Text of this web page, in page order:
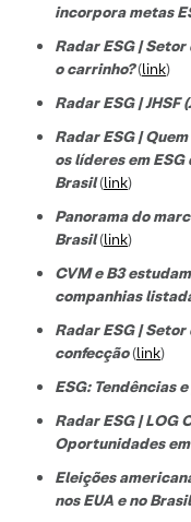
incorpora metas
Radar ESG |
o carrinho?(link)
Radar ESG | JHSF
Radar ESG |
os líderes em
Brasil(link)
Panorama do
Brasil(link)
CVM e B3
companhias
Radar ESG |
confecção(link)
ESG: Tendências
Radar ESG | LOG
Oportunidades
Eleições
nos EUA e no